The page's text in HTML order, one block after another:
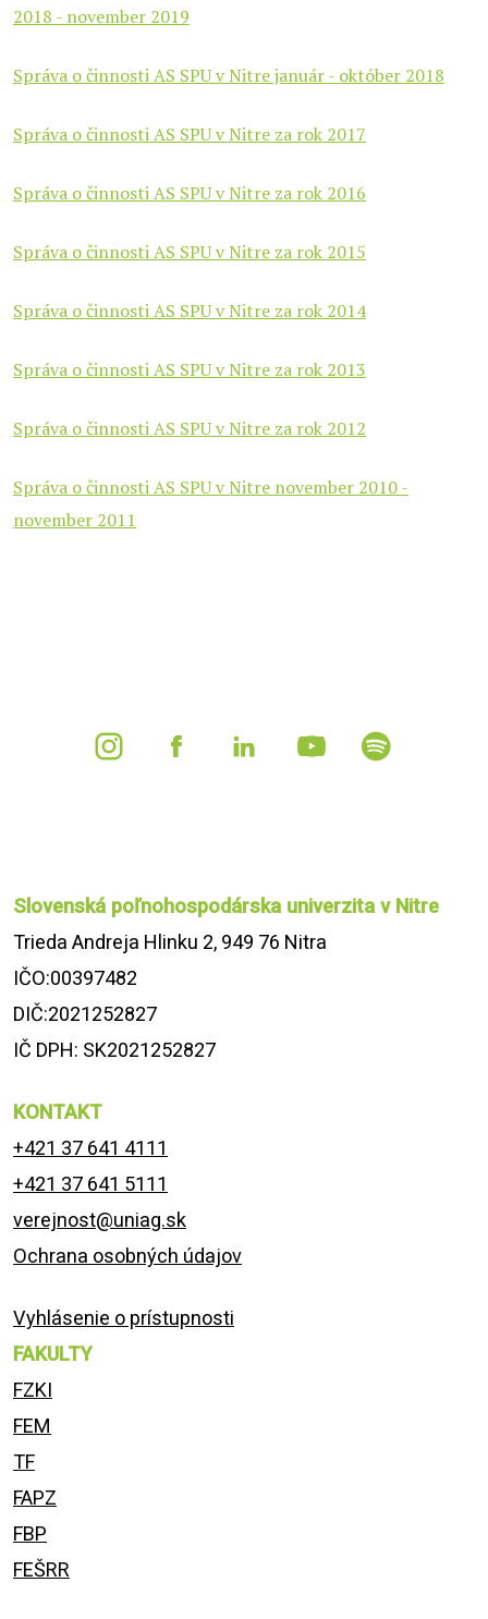
2018 - november 2019
Správa o činnosti AS SPU v Nitre január - október 2018
Správa o činnosti AS SPU v Nitre za rok 2017
Správa o činnosti AS SPU v Nitre za rok 2016
Správa o činnosti AS SPU v Nitre za rok 2015
Správa o činnosti AS SPU v Nitre za rok 2014
Správa o činnosti AS SPU v Nitre za rok 2013
Správa o činnosti AS SPU v Nitre za rok 2012
Správa o činnosti AS SPU v Nitre november 2010 -
november 2011
Slovenská poľnohospodárska univerzita v Nitre
Trieda Andreja Hlinku 2, 949 76 Nitra
IČO:00397482
DIČ:2021252827
IČ DPH: SK2021252827
KONTAKT
+421 37 641 4111
+421 37 641 5111
verejnost@uniag.sk
Ochrana osobných údajov
Vyhlásenie o prístupnosti
FAKULTY
FZKI
FEM
TF
FAPZ
FBP
FEŠRR